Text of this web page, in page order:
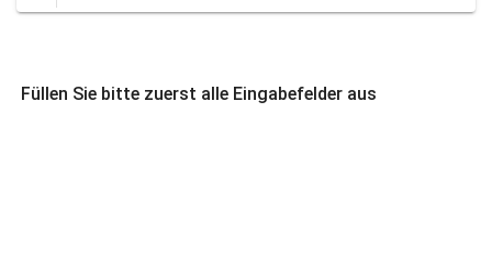
Füllen Sie bitte zuerst alle Eingabefelder aus